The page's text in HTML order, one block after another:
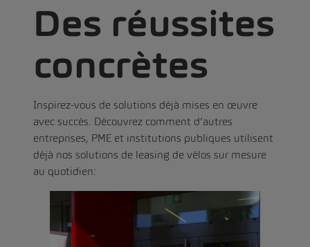
Des réussites
concrètes
Inspirez-vous de solutions déjà mises en œuvre
avec succès. Découvrez comment d’autres
entreprises, PME et institutions publiques utilisent
déjà nos solutions de leasing de vélos sur mesure
au quotidien: